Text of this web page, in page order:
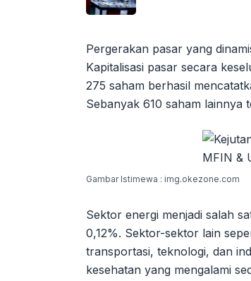
Pergerakan pasar yang
Kapitalisasi pasar secara
275 saham berhasil
Sebanyak 610 saham lainnya
Gambar Istimewa : img.okezone.com
Sektor energi menjadi salah
0,12%. Sektor-sektor lain
transportasi, teknologi, dan
kesehatan yang mengalami